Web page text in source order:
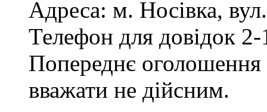
Адреса: м. Носівка,
Телефон для довідок
Попереднє
вважати не дійсним.